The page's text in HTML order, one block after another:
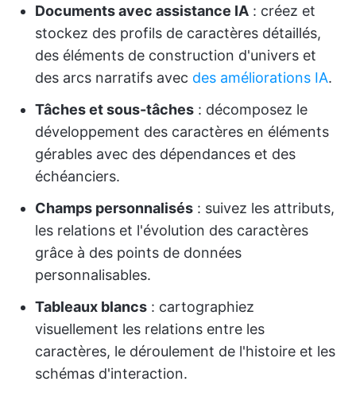
Documents avec assistance IA : créez et
stockez des profils de caractères détaillés,
des éléments de construction d'univers et
des arcs narratifs avec des améliorations IA.
Tâches et sous-tâches : décomposez le
développement des caractères en éléments
gérables avec des dépendances et des
échéanciers.
Champs personnalisés : suivez les attributs,
les relations et l'évolution des caractères
grâce à des points de données
personnalisables.
Tableaux blancs : cartographiez
visuellement les relations entre les
caractères, le déroulement de l'histoire et les
schémas d'interaction.